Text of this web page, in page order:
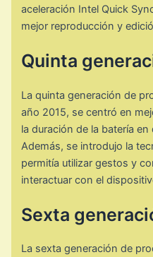
aceleración Intel Quick
mejor reproducción y
Quinta
La quinta generación de
año 2015, se centró en
la duración de la batería
Además, se introdujo la
permitía utilizar gestos y
interactuar con el
Sexta
La sexta generación de